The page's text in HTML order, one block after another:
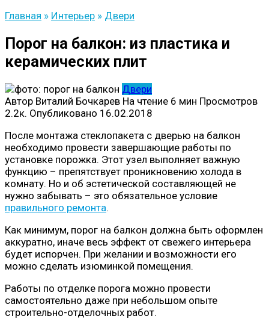
Главная » Интерьер » Двери
Порог на балкон: из пластика и
керамических плит
Двери
Автор Виталий Бочкарев На чтение 6 мин Просмотров
2.2к. Опубликовано 16.02.2018
После монтажа стеклопакета с дверью на балкон
необходимо провести завершающие работы по
установке порожка. Этот узел выполняет важную
функцию – препятствует проникновению холода в
комнату. Но и об эстетической составляющей не
нужно забывать – это обязательное условие
правильного ремонта.
Как минимум, порог на балкон должна быть оформлен
аккуратно, иначе весь эффект от свежего интерьера
будет испорчен. При желании и возможности его
можно сделать изюминкой помещения.
Работы по отделке порога можно провести
самостоятельно даже при небольшом опыте
строительно-отделочных работ.